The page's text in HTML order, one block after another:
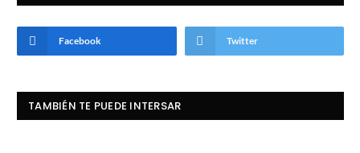
Facebook Twitter
TAMBIÉN TE PUEDE INTERSAR